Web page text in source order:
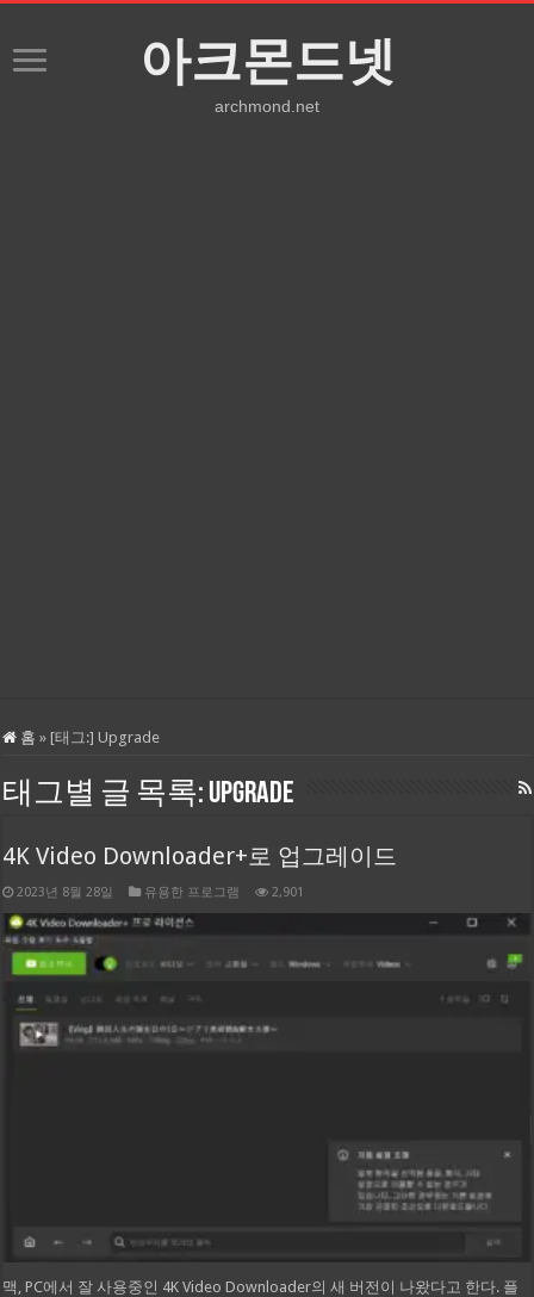
아크몬드넷
archmond.net
홈 » [태그:]Upgrade
태그별 글 목록: Upgrade
4K Video Downloader+로 업그레이드
2023년 8월 28일 유용한 프로그램 2,901
맥, PC에서 잘 사용중인 4K Video Downloader의 새 버전이 나왔다고 한다. 플